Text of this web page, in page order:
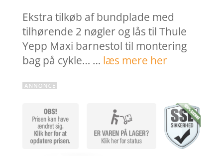
Ekstra tilkøb af bundplade med
tilhørende 2 nøgler og lås til Thule
Yepp Maxi barnestol til montering
bag på cykle… … læs mere her